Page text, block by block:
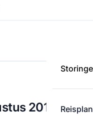
2013